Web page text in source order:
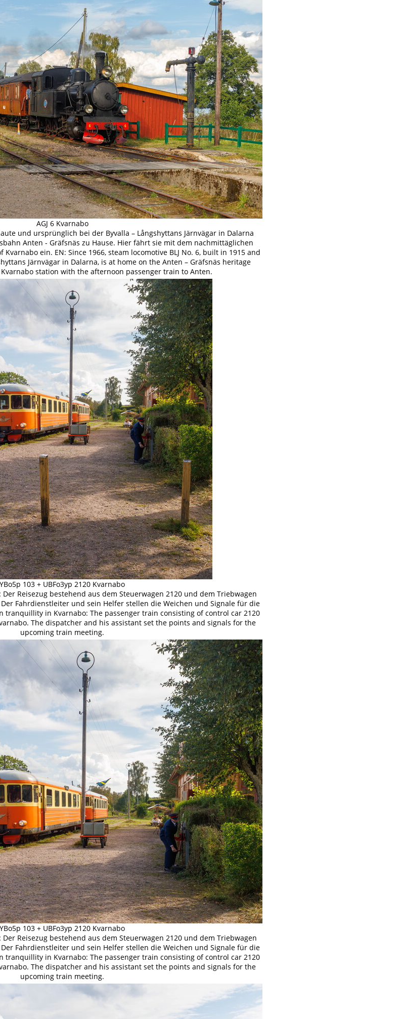
AGJ 6 Kvarnabo
und ursprünglich bei der Byvalla – Långshyttans Järnvägar in Dalarna
Anten - Gräfsnäs zu Hause. Hier fährt sie mit dem nachmittäglichen
ein. EN: Since 1966, steam locomotive BLJ No. 6, built in 1915 and
Järnvägar in Dalarna, is at home on the Anten – Gräfsnäs heritage
station with the afternoon passenger train to Anten.
YBo5p 103 + UBFo3yp 2120 Kvarnabo
Reisezug bestehend aus dem Steuerwagen 2120 und dem Triebwagen
Fahrdienstleiter und sein Helfer stellen die Weichen und Signale für die
tranquillity in Kvarnabo: The passenger train consisting of control car 2120
The dispatcher and his assistant set the points and signals for the
upcoming train meeting.
YBo5p 103 + UBFo3yp 2120 Kvarnabo
Reisezug bestehend aus dem Steuerwagen 2120 und dem Triebwagen
Fahrdienstleiter und sein Helfer stellen die Weichen und Signale für die
tranquillity in Kvarnabo: The passenger train consisting of control car 2120
The dispatcher and his assistant set the points and signals for the
upcoming train meeting.